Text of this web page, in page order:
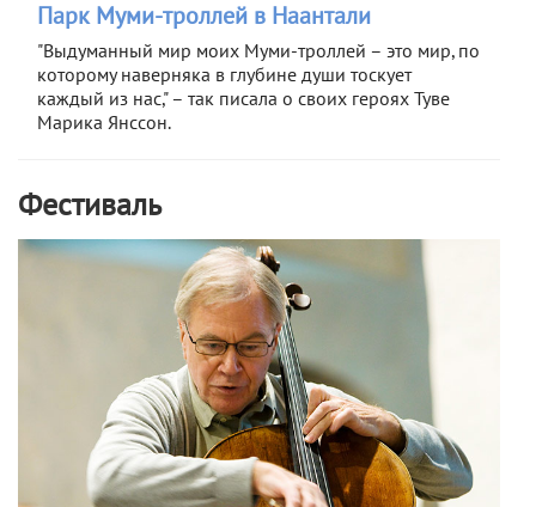
Парк Муми-троллей в Наантали
"Выдуманный мир моих Муми-троллей – это мир, по
которому наверняка в глубине души тоскует
каждый из нас," – так писала о своих героях Туве
Марика Янссон.
Фестиваль